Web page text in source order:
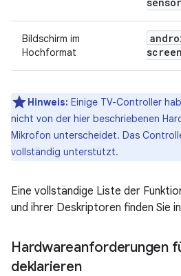
Bildschirm im
Hochformat
screen
Hinweis: Einige TV-Controller
nicht von der hier beschriebenen
Mikrofon unterscheidet. Das
vollständig unterstützt.
Eine vollständige Liste der
und ihrer Deskriptoren finden Sie
Hardwareanforderungen
deklarieren